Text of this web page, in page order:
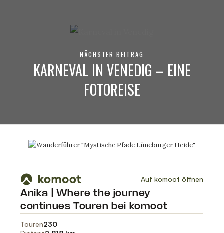
NÄCHSTER BEITRAG
KARNEVAL IN VENEDIG – EINE
FOTOREISE